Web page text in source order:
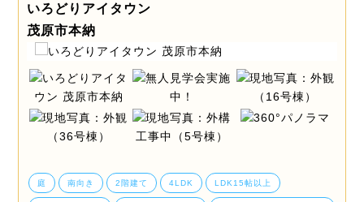
いろどりアイタウン
茂原市本納
庭 南向き 2階建て 4LDK LDK15帖以上